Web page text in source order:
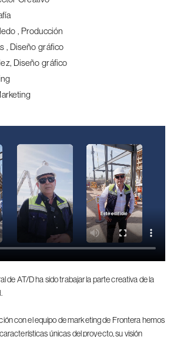
, Producción
, Diseño gráfico
Diseño gráfico
de AT/D ha sido trabajar la parte creativa de la
con el equipo de marketing de Frontera hemos
únicas del proyecto, su visión